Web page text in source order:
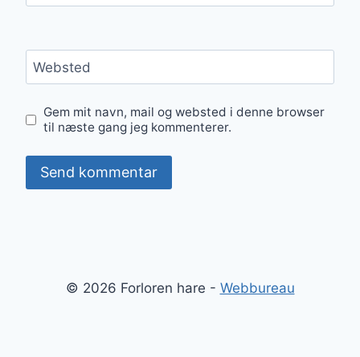
Websted
Gem mit navn, mail og websted i denne browser
til næste gang jeg kommenterer.
© 2026 Forloren hare - Webbureau